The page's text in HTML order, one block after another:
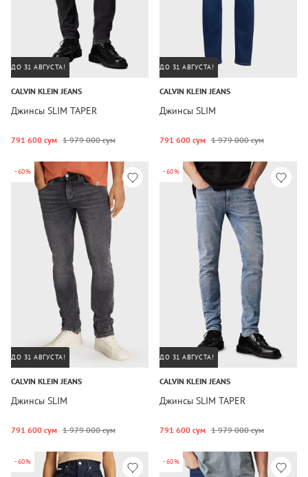
ДО 31 АВГУСТА!
CALVIN KLEIN JEANS
Джинсы SLIM TAPER
791 600 сум 1 979 000 сум
ДО 31 АВГУСТА!
CALVIN KLEIN JEANS
Джинсы SLIM
791 600 сум 1 979 000 сум
-60%
ДО 31 АВГУСТА!
CALVIN KLEIN JEANS
Джинсы SLIM
791 600 сум 1 979 000 сум
-60%
ДО 31 АВГУСТА!
CALVIN KLEIN JEANS
Джинсы SLIM TAPER
791 600 сум 1 979 000 сум
-60% -60%